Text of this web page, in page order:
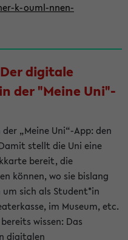
k-ouml-nnen-
digitale
der "Meine Uni"-
„Meine Uni“-App: den
stellt die Uni eine
bereit, die
können, wo sie bislang
sich als Student*in
im Museum, etc.
wissen: Das
digitalen